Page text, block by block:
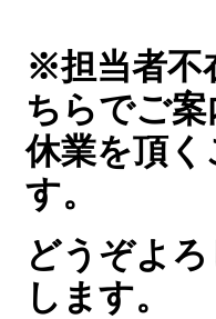
※担当者不
ちらでご
休業を頂く
す。
どうぞよ
します。